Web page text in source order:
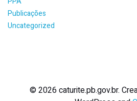
Publicações
Uncategorized
© 2026 caturite.pb.gov.br.